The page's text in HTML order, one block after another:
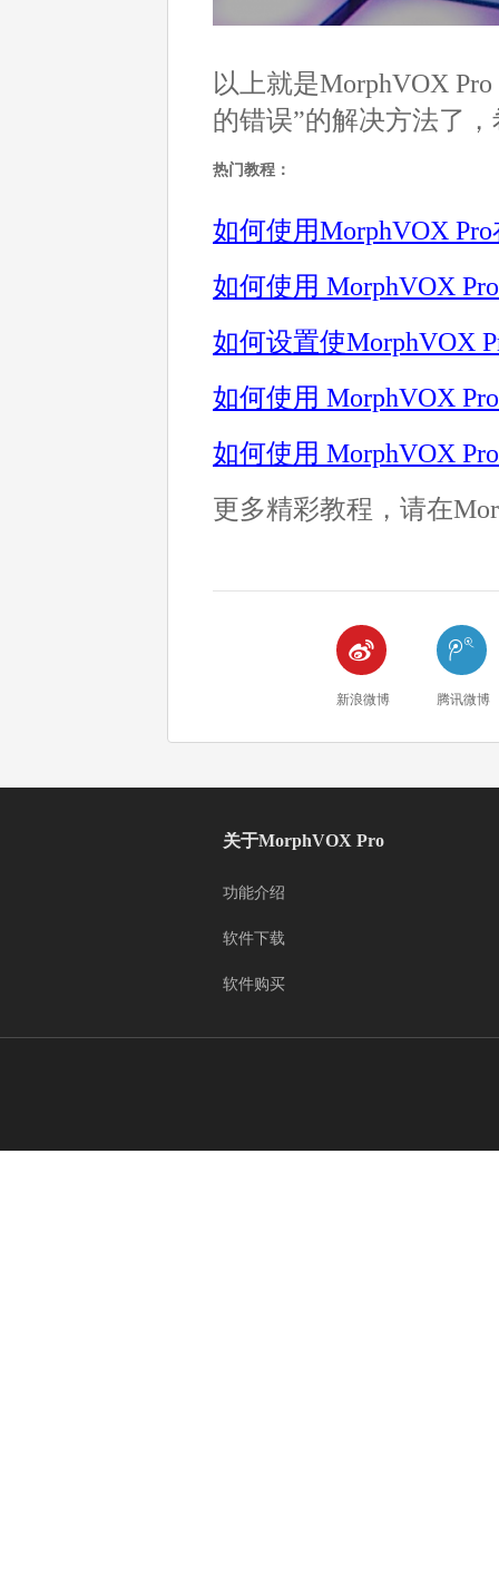
以上就是MorphVOX
的错误”的解决方法了
热门教程：
如何使用MorphVOX
如何使用 MorphVOX
如何设置使MorphVOX
如何使用 MorphVOX
如何使用 MorphVOX
更多精彩教程，请在

新浪微博

腾讯微博
关于MorphVOX Pro
功能介绍
软件下载
软件购买